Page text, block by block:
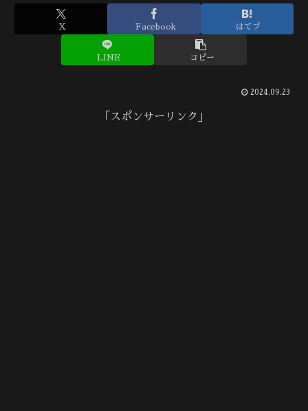
X Facebook はてブ
LINE コピー
2024.09.23
「スポンサーリンク」